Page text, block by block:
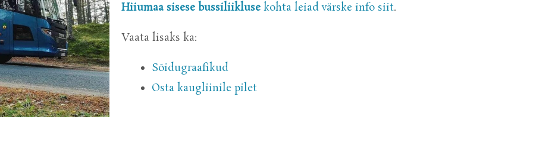
Hiiumaa sisese bussiliiklusekohta leiad värske info siit.
Vaata lisaks ka:
Sõidugraafikud
Osta kaugliinile pilet